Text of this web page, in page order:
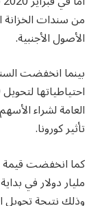
الأصول الأجنبية.
بينما انخفضت
العامة لشراء
تأثير كورونا.
وذلك نتيجة تحويل